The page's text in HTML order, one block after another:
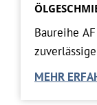
Baureihe
MEHR